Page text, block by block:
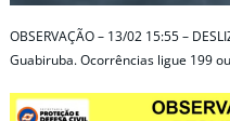
OBSERVAÇÃO – 13/02 15:55 –
Guabiruba. Ocorrências ligue 199